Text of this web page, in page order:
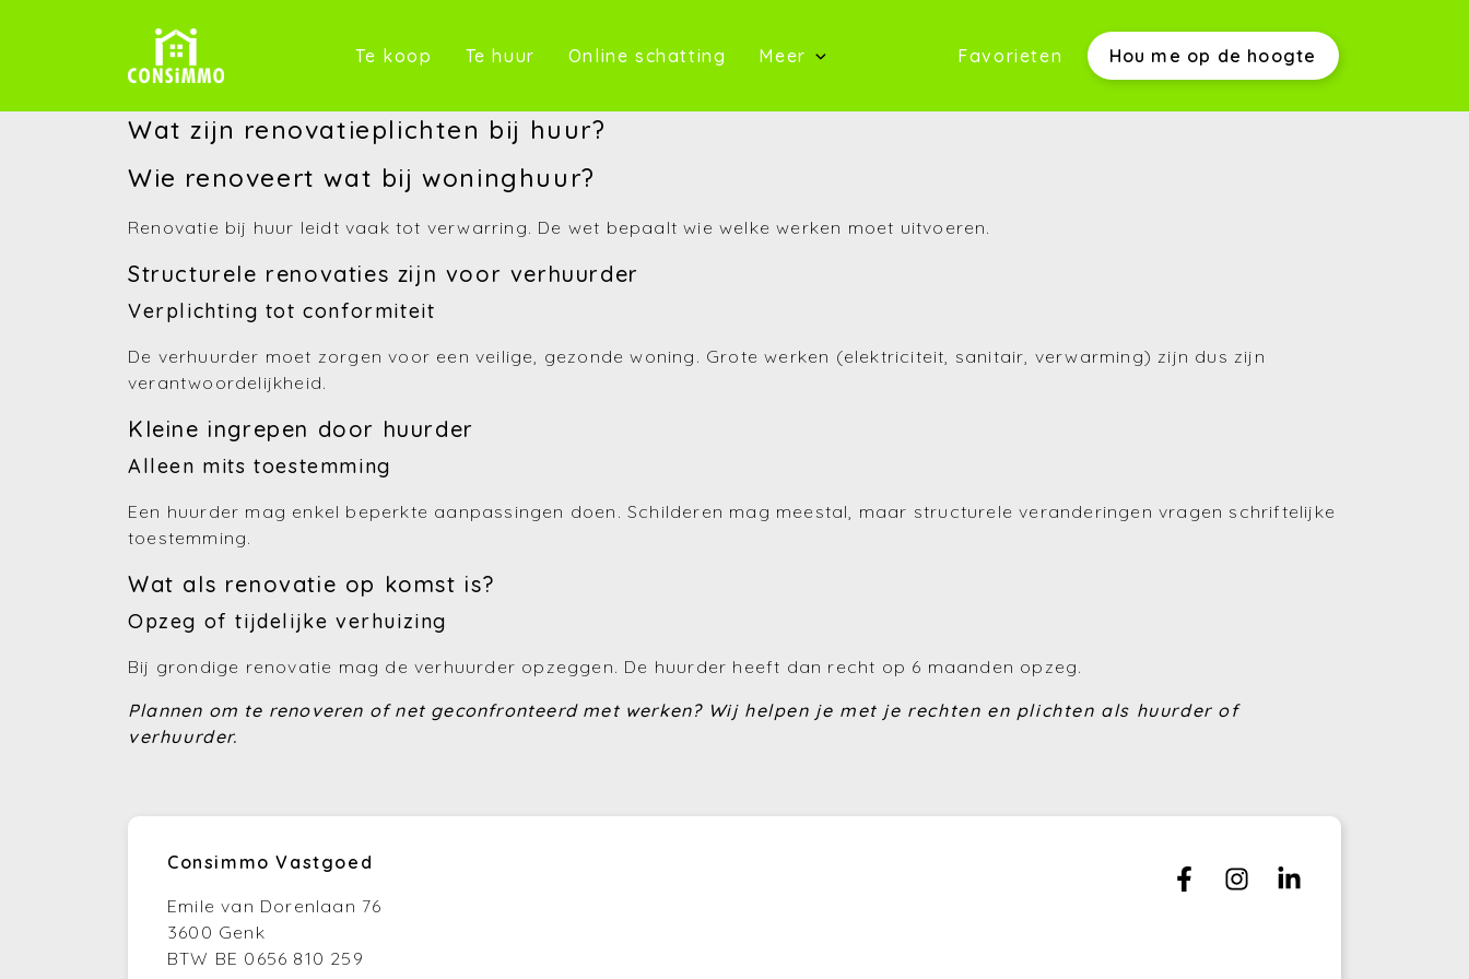
Te koop (Te koop)
Te huur (Te huur)
Online schatting (Online schatting)
Meer
(Onze werkwijze)
(Reviews)
(Huren en verhuren)
(Fiscaliteit)
(Bouwen en verbouwen)
Favorieten Hou me op de hoogte
Wat zijn renovatieplichten bij huur?
Wie renoveert wat bij woninghuur?
Renovatie bij huur leidt vaak tot verwarring. De wet bepaalt wie welke werken moet uitvoeren.
Structurele renovaties zijn voor verhuurder
Verplichting tot conformiteit
De verhuurder moet zorgen voor een veilige, gezonde woning. Grote werken (elektriciteit, sanitair, verwarming) zijn dus zijn
verantwoordelijkheid.
Kleine ingrepen door huurder
Alleen mits toestemming
Een huurder mag enkel beperkte aanpassingen doen. Schilderen mag meestal, maar structurele veranderingen vragen schriftelijke
toestemming.
Wat als renovatie op komst is?
Opzeg of tijdelijke verhuizing
Bij grondige renovatie mag de verhuurder opzeggen. De huurder heeft dan recht op 6 maanden opzeg.
Plannen om te renoveren of net geconfronteerd met werken? Wij helpen je met je rechten en plichten als huurder of
verhuurder.
Consimmo Vastgoed
Emile van Dorenlaan 76
3600 Genk
BTW BE 0656 810 259